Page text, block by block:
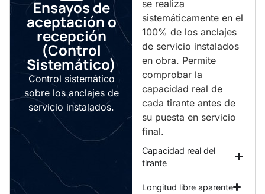
Ensayos de
aceptación o
recepción
(Control
Sistemático)
Control sistemático
sobre los anclajes de
servicio instalados.
se realiza
sistemáticamente en el
100% de los anclajes
de servicio instalados
en obra. Permite
comprobar la
capacidad real de
cada tirante antes de
su puesta en servicio
final.
Capacidad real del
tirante
Longitud libre aparente